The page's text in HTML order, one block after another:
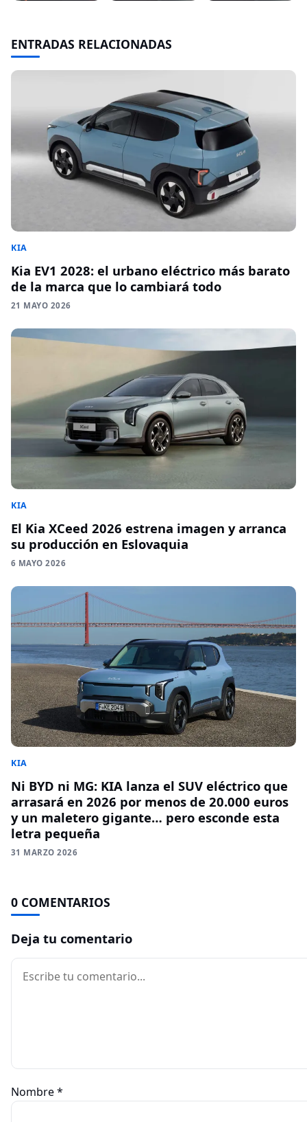
ENTRADAS RELACIONADAS
KIA
Kia EV1 2028: el urbano eléctrico más barato
de la marca que lo cambiará todo
21 MAYO 2026
KIA
El Kia XCeed 2026 estrena imagen y arranca
su producción en Eslovaquia
6 MAYO 2026
KIA
Ni BYD ni MG: KIA lanza el SUV eléctrico que
arrasará en 2026 por menos de 20.000 euros
y un maletero gigante… pero esconde esta
letra pequeña
31 MARZO 2026
0 COMENTARIOS
Deja tu comentario
Comentario
Nombre*